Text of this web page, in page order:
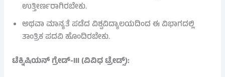
ಉತ್ತೀರ್ಣರಾಗಿರಬೇಕು.
ಅಥವಾ ಮಾನ್ಯತೆ ಪಡೆದ ವಿಶ್ವವಿದ್ಯಾಲಯದಿಂದ ಈ ವಿಭಾಗದಲ್ಲಿ
ತಾಂತ್ರಿಕ ಪದವಿ ಹೊಂದಿರಬೇಕು.
ಟೆಕ್ನಿಷಿಯನ್ ಗ್ರೇಡ್-III (ವಿವಿಧ ಟ್ರೇಡ್ಸ್):